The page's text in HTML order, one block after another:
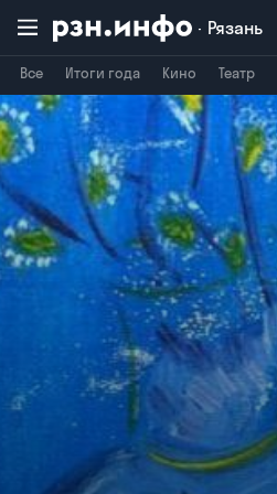
Рязань
Все Итоги года Кино Театр